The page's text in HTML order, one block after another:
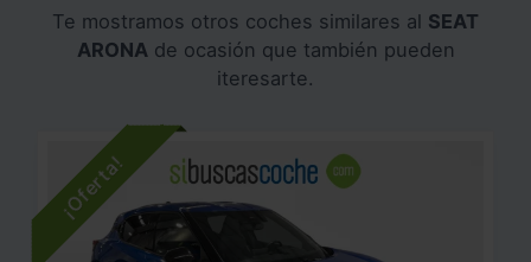
Te mostramos otros coches similares al SEAT
ARONAde ocasión que también pueden
iteresarte.